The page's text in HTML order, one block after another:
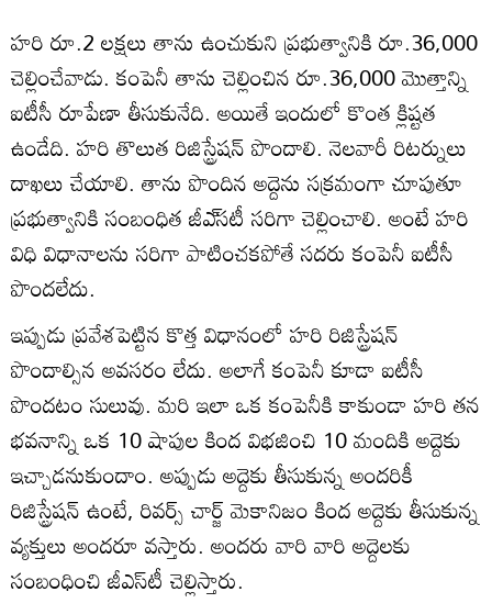
హరి రూ.2 లక్షలు తాను ఉంచుకుని ప్రభుత్వానికి రూ.36,000
చెల్లించేవాడు. కంపెనీ తాను చెల్లించిన రూ.36,000 మొత్తాన్ని
ఐటీసీ రూపేణా తీసుకునేది. అయితే ఇందులో కొంత క్లిష్టత
ఉండేది. హరి తొలుత రిజిస్ట్రేషన్‌ పొందాలి. నెలవారీ రిటర్నులు
దాఖలు చేయాలి. తాను పొందిన అద్దెను సక్రమంగా చూపుతూ
ప్రభుత్వానికి సంబంధిత జీఎ్‌సటీ సరిగా చెల్లించాలి. అంటే హరి
విధి విధానాలను సరిగా పాటించకపోతే సదరు కంపెనీ ఐటీసీ
పొందలేదు.
ఇప్పుడు ప్రవేశపెట్టిన కొత్త విధానంలో హరి రిజిస్ట్రేషన్‌
పొందాల్సిన అవసరం లేదు. అలాగే కంపెనీ కూడా ఐటీసీ
పొందటం సులువు. మరి ఇలా ఒక కంపెనీకి కాకుండా హరి తన
భవనాన్ని ఒక 10 షాపుల కింద విభజించి 10 మందికి అద్దెకు
ఇచ్చాడనుకుందాం. అప్పుడు అద్దెకు తీసుకున్న అందరికీ
రిజిస్ట్రేషన్‌ ఉంటే, రివర్స్‌ చార్జ్‌ మెకానిజం కింద అద్దెకు తీసుకున్న
వ్యక్తులు అందరూ వస్తారు. అందరు వారి వారి అద్దెలకు
సంబంధించి జీఎస్‌టీ చెల్లిస్తారు.